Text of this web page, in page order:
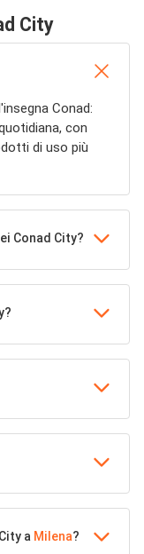
City
Conad:
con
di uso più
Conad City?
a Milena?